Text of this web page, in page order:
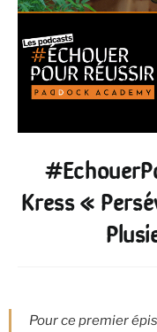
Kress «
Pour ce premier